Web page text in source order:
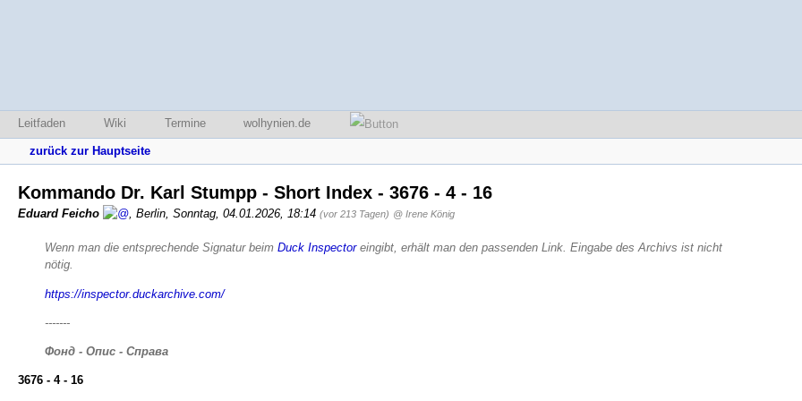
Leitfaden Wiki Termine wolhynien.de
zurück zur Hauptseite
Kommando Dr. Karl Stumpp - Short Index - 3676 - 4 - 16
Eduard Feicho , Berlin, Sonntag, 04.01.2026, 18:14 (vor 213 Tagen) @ Irene König
Wenn man die entsprechende Signatur beim Duck Inspectoreingibt, erhält man den passenden Link. Eingabe des Archivs ist nicht
nötig.
https://inspector.duckarchive.com/
-------
Фонд - Опис - Справа
3676 - 4 - 16